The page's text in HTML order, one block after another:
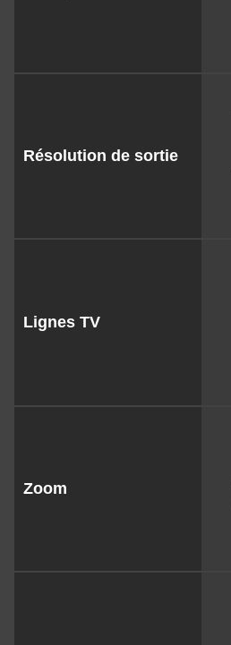
Résolution de sortie
Lignes TV
Zoom